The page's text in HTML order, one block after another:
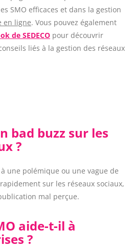
SMO efficaces et dans la gestion
en ligne. Vous pouvez également
de SEDECO pour découvrir
liés à la gestion des réseaux
bad buzz sur les
?
une polémique ou une vague de
sur les réseaux sociaux,
mal perçue.
aide-t-il à
?